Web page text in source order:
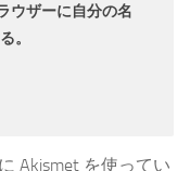
ウザーに自分の名
。
Akismet を使ってい